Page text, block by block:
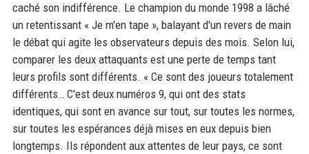
caché son indifférence. Le champion du monde 1998 a lâché
un retentissant « Je m'en tape », balayant d'un revers de main
le débat qui agite les observateurs depuis des mois. Selon lui,
comparer les deux attaquants est une perte de temps tant
leurs profils sont différents. « Ce sont des joueurs totalement
différents… C'est deux numéros 9, qui ont des stats
identiques, qui sont en avance sur tout, sur toutes les normes,
sur toutes les espérances déjà mises en eux depuis bien
longtemps. Ils répondent aux attentes de leur pays, ce sont